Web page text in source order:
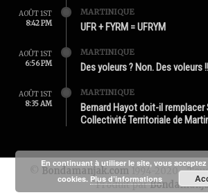
AOÛT 1ST
8:42 PM
MARTINIQUE
UFR + FYRM = UFRYM
AOÛT 1ST
6:56 PM
MARTINIQUE
Des yoleurs ? Non. Des voleurs
AOÛT 1ST
8:35 AM
MARTINIQUE
Bernard Hayot doit-il remplacer
Collectivité Territoriale de
Bondamanjak.com 1994-2020 -
Produit par
En continuant à utiliser le site, vous
cookies. Plus d’informations